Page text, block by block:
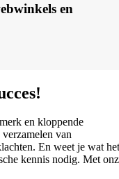
en
en kloppende
van
En weet je wat het
kennis nodig. Met